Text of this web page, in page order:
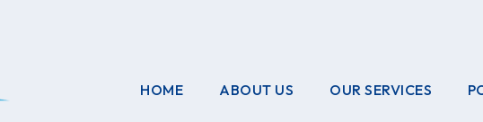
HOME ABOUT US OUR SERVICES